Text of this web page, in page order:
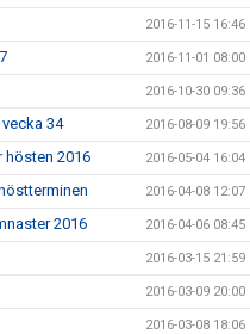
2016-11-15 16:46
2016-11-01 08:00
2016-10-30 09:36
34 2016-08-09 19:56
hösten 2016 2016-05-04 16:04
2016-04-08 12:07
2016 2016-04-06 08:45
2016-03-15 21:59
2016-03-09 20:00
2016-03-08 18:06